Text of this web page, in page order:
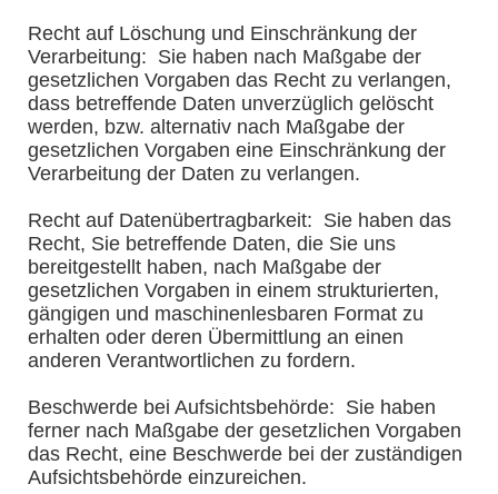
Recht auf Löschung und Einschränkung der
Verarbeitung: Sie haben nach Maßgabe der
gesetzlichen Vorgaben das Recht zu verlangen,
dass betreffende Daten unverzüglich gelöscht
werden, bzw. alternativ nach Maßgabe der
gesetzlichen Vorgaben eine Einschränkung der
Verarbeitung der Daten zu verlangen.
Recht auf Datenübertragbarkeit: Sie haben das
Recht, Sie betreffende Daten, die Sie uns
bereitgestellt haben, nach Maßgabe der
gesetzlichen Vorgaben in einem strukturierten,
gängigen und maschinenlesbaren Format zu
erhalten oder deren Übermittlung an einen
anderen Verantwortlichen zu fordern.
Beschwerde bei Aufsichtsbehörde: Sie haben
ferner nach Maßgabe der gesetzlichen Vorgaben
das Recht, eine Beschwerde bei der zuständigen
Aufsichtsbehörde einzureichen.